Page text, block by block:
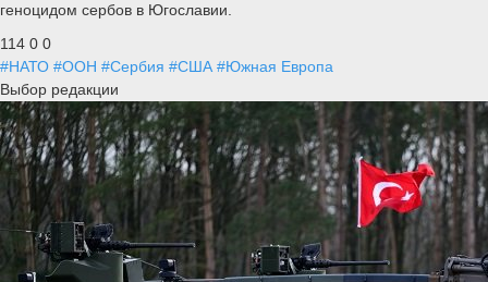
геноцидом сербов в Югославии.
114 0 0
#НАТО #ООН #Сербия #США #Южная Европа
Выбор редакции